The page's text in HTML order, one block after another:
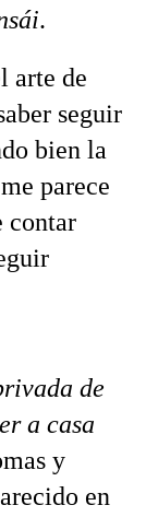
.
arte de
seguir
bien la
parece
contar
de
a casa
y
en